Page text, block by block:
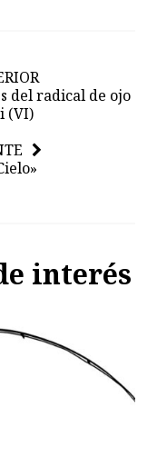
del radical de ojo
(VI)
interés